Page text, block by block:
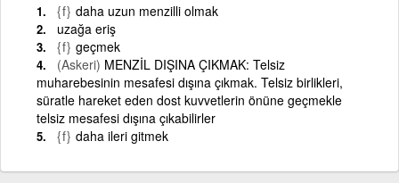
{f} daha uzun menzilli olmak
uzağa eriş
{f} geçmek
(Askeri) MENZİL DIŞINA ÇIKMAK: Telsiz
muharebesinin mesafesi dışına çıkmak. Telsiz birlikleri,
süratle hareket eden dost kuvvetlerin önüne geçmekle
telsiz mesafesi dışına çıkabilirler
{f} daha ileri gitmek